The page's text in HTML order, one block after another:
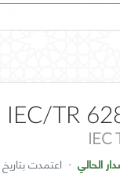
IEC/TR
الحالي · اعتمدت بتاريخ